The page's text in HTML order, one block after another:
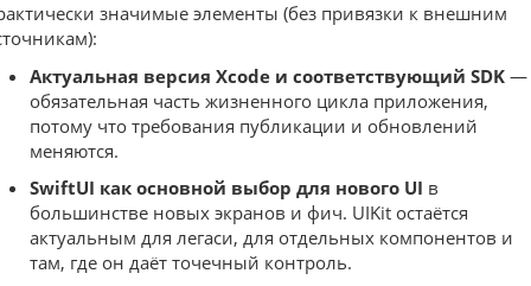
значимые элементы (без привязки к внешним
Актуальная версия Xcode и соответствующий SDK —
обязательная часть жизненного цикла приложения,
потому что требования публикации и обновлений
меняются.
SwiftUI как основной выбор для нового UI в
большинстве новых экранов и фич. UIKit остаётся
актуальным для легаси, для отдельных компонентов и
там, где он даёт точечный контроль.